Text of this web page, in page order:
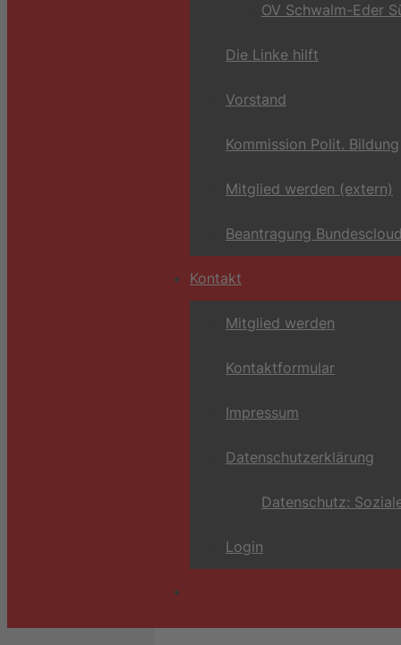
OV Schwalm-Eder
Die Linke hilft
Vorstand
Kommission Polit. Bildung
Mitglied werden (extern)
Beantragung
Kontakt
Mitglied werden
Kontaktformular
Impressum
Datenschutzerklärung
Datenschutz:
Login